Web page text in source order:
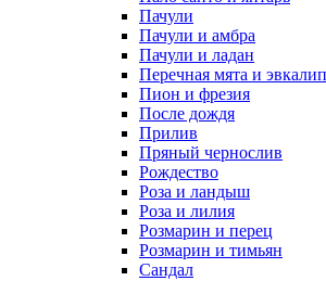
Пачули
Пачули и амбра
Пачули и ладан
Перечная мята и
Пион и фрезия
После дождя
Прилив
Пряный чернослив
Рождество
Роза и ландыш
Роза и лилия
Розмарин и перец
Розмарин и тимьян
Сандал